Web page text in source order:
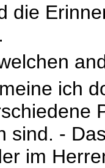
die
ich
sind. -
im